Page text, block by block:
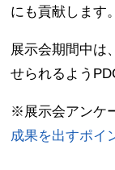
にも貢献します。
展示会期間中は
せられるよう
※展示会アンケ
成果を出すポイ